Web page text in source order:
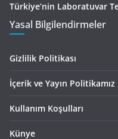
Türkiye’nin Laboratuvar
Yasal Bilgilendirmeler
Gizlilik Politikası
İçerik ve Yayın Politikamız
Kullanım Koşulları
Künye